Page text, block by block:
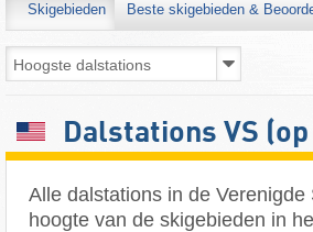
Skigebieden Beste skigebieden &
Dalstations VS
Alle dalstations in de
hoogte van de skigebieden in